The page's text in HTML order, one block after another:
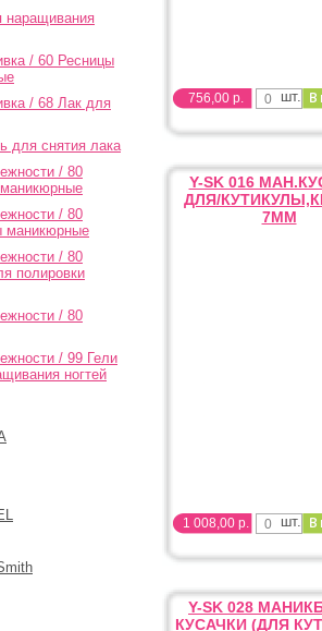
наращивания
/ 60 Ресницы
/ 68 Лак для
для снятия лака
/ 80
маникюрные
/ 80
маникюрные
/ 80
полировки
/ 80
/ 99 Гели
ногтей
756,00 р. шт.
Y-SK 016
ДЛЯ/
7ММ
1 008,00 р. шт.
Y-SK 028
КУСАЧКИ (ДЛЯ